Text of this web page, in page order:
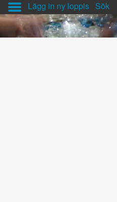
Lägg in ny loppis Sök